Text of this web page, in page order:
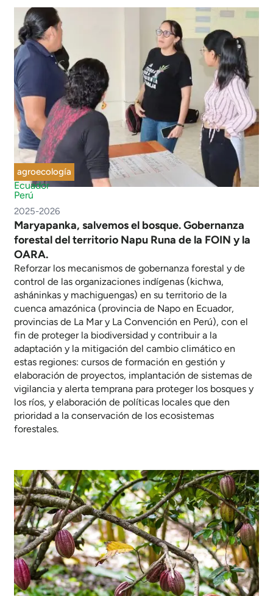
agroecología
Ecuador
Perú
2025-2026
Maryapanka, salvemos el bosque. Gobernanza
forestal del territorio Napu Runa de la FOIN y la
OARA.
Reforzar los mecanismos de gobernanza forestal y de
control de las organizaciones indígenas (kichwa,
asháninkas y machiguengas) en su territorio de la
cuenca amazónica (provincia de Napo en Ecuador,
provincias de La Mar y La Convención en Perú), con el
fin de proteger la biodiversidad y contribuir a la
adaptación y la mitigación del cambio climático en
estas regiones: cursos de formación en gestión y
elaboración de proyectos, implantación de sistemas de
vigilancia y alerta temprana para proteger los bosques y
los ríos, y elaboración de políticas locales que den
prioridad a la conservación de los ecosistemas
forestales.